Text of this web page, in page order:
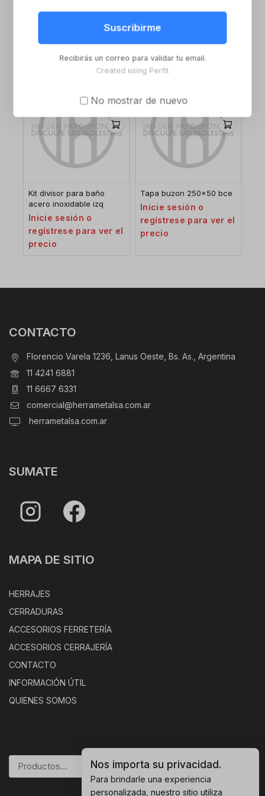
regístrese para ver el
Inicie sesión o
regístrese para ver el
precio
Kit divisor para baño
acero inoxidable izq
Inicie sesión o
regístrese para ver el
precio
Tapa buzon 250×50 bce
Inicie sesión o
regístrese para ver el
precio
CONTACTO
Florencio Varela 1236, Lanus Oeste, Bs. As., Argentina
11 4241 6881
11 6667 6331
comercial@herrametalsa.com.ar
herrametalsa.com.ar
SUMATE
MAPA DE SITIO
HERRAJES
CERRADURAS
ACCESORIOS FERRETERÍA
ACCESORIOS CERRAJERÍA
CONTACTO
INFORMACIÓN ÚTIL
QUIENES SOMOS
BUSCAR
Suscribirme
Recibirás un correo para validar tu email.
Created using Perfit
No mostrar de nuevo
Nos importa su privacidad.
Para brindarle una experiencia
personalizada, nuestro sitio utiliza